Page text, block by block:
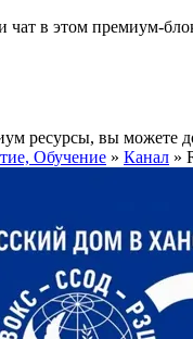
чат в этом премиум-
ресурсы, вы можете
Обучение » Канал »